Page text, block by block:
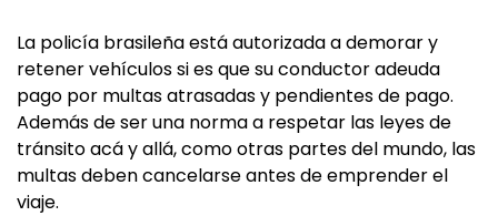
La policía brasileña está autorizada a demorar y
retener vehículos si es que su conductor adeuda
pago por multas atrasadas y pendientes de pago.
Además de ser una norma a respetar las leyes de
tránsito acá y allá, como otras partes del mundo, las
multas deben cancelarse antes de emprender el
viaje.